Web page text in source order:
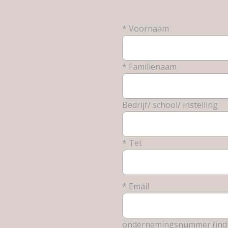
* Voornaam
* Familienaam
Bedrijf/ school/ instelling
* Tel.
* Email
ondernemingsnummer